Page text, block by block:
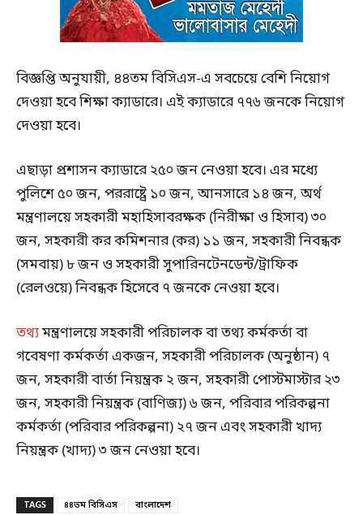
বিজ্ঞপ্তি অনুযায়ী, ৪৪তম বিসিএস-এ সবচেয়ে বেশি নিয়োগ
দেওয়া হবে শিক্ষা ক্যাডারে। এই ক্যাডারে ৭৭৬ জনকে নিয়োগ
দেওয়া হবে।
এছাড়া প্রশাসন ক্যাডারে ২৫০ জন নেওয়া হবে। এর মধ্যে
পুলিশে ৫০ জন, পররাষ্ট্রে ১০ জন, আনসারে ১৪ জন, অর্থ
মন্ত্রণালয়ে সহকারী মহাহিসাবরক্ষক (নিরীক্ষা ও হিসাব) ৩০
জন, সহকারী কর কমিশনার (কর) ১১ জন, সহকারী নিবন্ধক
(সমবায়) ৮ জন ও সহকারী সুপারিনটেনডেন্ট/ট্রাফিক
(রেলওয়ে) নিবন্ধক হিসেবে ৭ জনকে নেওয়া হবে।
তথ্যমন্ত্রণালয়ে সহকারী পরিচালক বা তথ্য কর্মকর্তা বা
গবেষণা কর্মকর্তা একজন, সহকারী পরিচালক (অনুষ্ঠান) ৭
জন, সহকারী বার্তা নিয়ন্ত্রক ২ জন, সহকারী পোস্টমাস্টার ২৩
জন, সহকারী নিয়ন্ত্রক (বাণিজ্য) ৬ জন, পরিবার পরিকল্পনা
কর্মকর্তা (পরিবার পরিকল্পনা) ২৭ জন এবং সহকারী খাদ্য
নিয়ন্ত্রক (খাদ্য) ৩ জন নেওয়া হবে।
TAGS ৪৪তম বিসিএস বাংলাদেশ